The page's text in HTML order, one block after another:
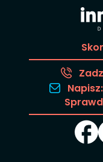
Napisz: